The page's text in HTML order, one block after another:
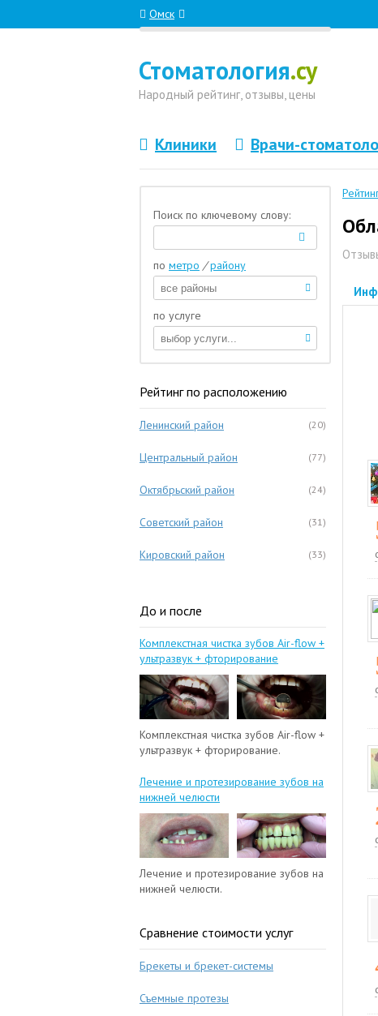
Омск
Стоматология.су
Народный рейтинг, отзывы, цены
Клиники Врачи-
Поиск по ключевому слову:
по метро / району
по услуге
Рейтинг по расположению
(20)
Ленинский район
(77)
Центральный район
(24)
Октябрьский район
(31)
Советский район
(33)
Кировский район
До и после
Комплекстная чистка зубов Air-flow +
ультразвук + фторирование
Комплекстная чистка зубов Air-flow +
ультразвук + фторирование.
Лечение и протезирование зубов на
нижней челюсти
Лечение и протезирование зубов на
нижней челюсти.
Сравнение стоимости услуг
Брекеты и брекет-системы
Съемные протезы